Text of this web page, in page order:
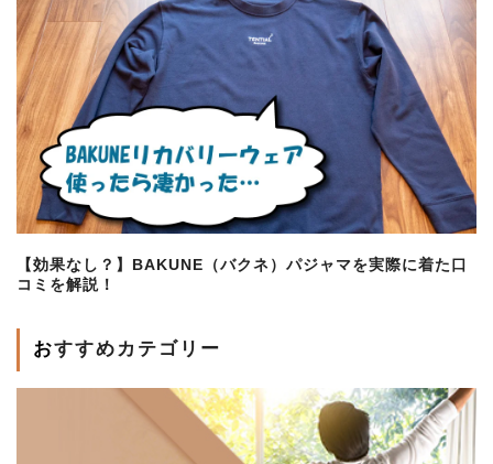
【効果なし？】BAKUNE（バクネ）パジャマを実際に着た口
コミを解説！
おすすめカテゴリー